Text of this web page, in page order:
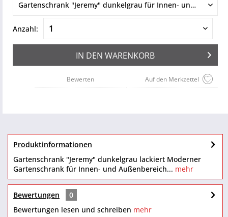
Anzahl:
IN DEN WARENKORB
Auf den Merkzettel
Bewerten
Produktinformationen
Gartenschrank "Jeremy" dunkelgrau lackiert Moderner
Gartenschrank für Innen- und Außenbereich... mehr
Bewertungen
0
Bewertungen lesen und schreiben mehr